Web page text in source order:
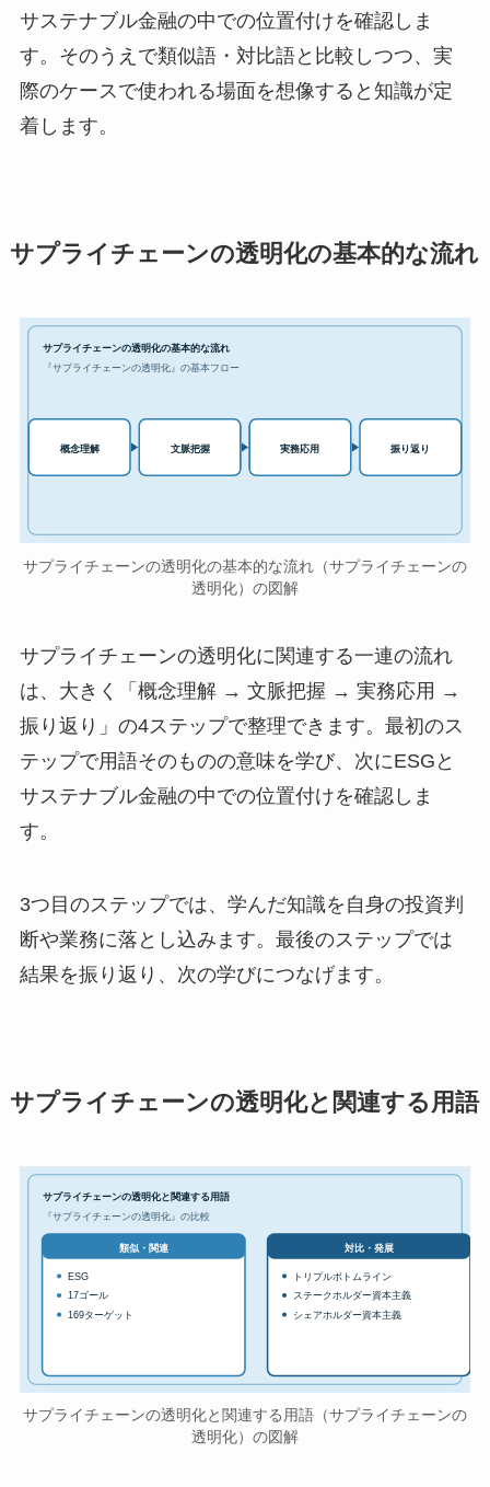
サステナブル金融の中での位置付けを確認しま
す。そのうえで類似語・対比語と比較しつつ、実
際のケースで使われる場面を想像すると知識が定
着します。
サプライチェーンの透明化の基本的な流れ
サプライチェーンの透明化の基本的な流れ
『サプライチェーンの透明化』の基本フロー
概念理解 文脈把握 実務応用 振り返り
サプライチェーンの透明化の基本的な流れ（サプライチェーンの
透明化）の図解
サプライチェーンの透明化に関連する一連の流れ
は、大きく「概念理解 → 文脈把握 → 実務応用 →
振り返り」の4ステップで整理できます。最初のス
テップで用語そのものの意味を学び、次にESGと
サステナブル金融の中での位置付けを確認しま
す。
3つ目のステップでは、学んだ知識を自身の投資判
断や業務に落とし込みます。最後のステップでは
結果を振り返り、次の学びにつなげます。
サプライチェーンの透明化と関連する用語
サプライチェーンの透明化と関連する用語
『サプライチェーンの透明化』の比較
類似・関連
ESG
17ゴール
169ターゲット
対比・発展
トリプルボトムライン
ステークホルダー資本主義
シェアホルダー資本主義
サプライチェーンの透明化と関連する用語（サプライチェーンの
透明化）の図解